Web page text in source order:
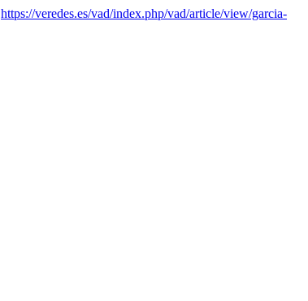
https://veredes.es/vad/index.php/vad/article/view/garcia-